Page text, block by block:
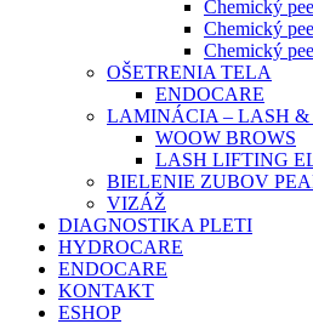
Chemický
Chemický
Chemický
OŠETRENIA TELA
ENDOCARE
LAMINÁCIA – LASH &
WOOW BROWS
LASH LIFTING
BIELENIE ZUBOV
VIZÁŽ
DIAGNOSTIKA PLETI
HYDROCARE
ENDOCARE
KONTAKT
ESHOP